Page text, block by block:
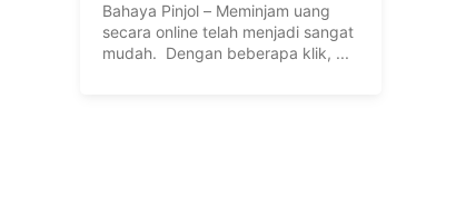
Bahaya Pinjol – Meminjam uang
secara online telah menjadi sangat
mudah. ​​ Dengan beberapa klik, ...